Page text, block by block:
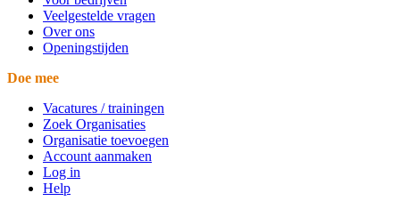
Veelgestelde vragen
Over ons
Openingstijden
Doe mee
Vacatures / trainingen
Zoek Organisaties
Organisatie toevoegen
Account aanmaken
Log in
Help